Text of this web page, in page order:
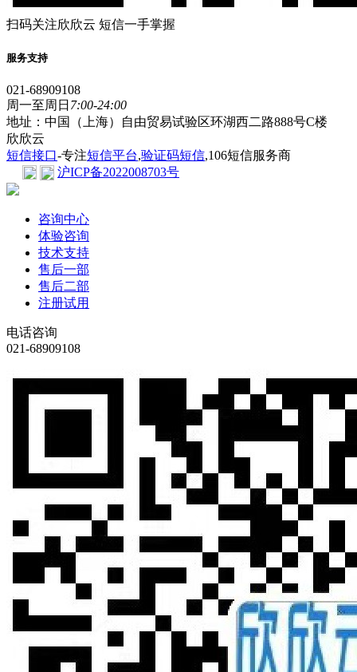
扫码关注欣欣云 短信一手掌握
服务支持
021-68909108
周一至周日 7:00-24:00
地址：中国（上海）自由贸易试验区环湖西二路888号C楼
欣欣云
短信接口-专注短信平台,验证码短信,106短信服务商
沪ICP备2022008703号
咨询中心
体验咨询
技术支持
售后一部
售后二部
注册试用
电话咨询
021-68909108